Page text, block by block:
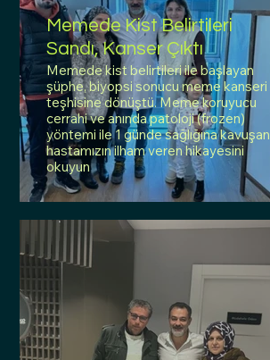
Memede Kist Belirtileri
Sandı, Kanser Çıktı
Memede kist belirtileri ile başlayan
şüphe, biyopsi sonucu meme kanseri
teşhisine dönüştü. Meme koruyucu
cerrahi ve anında patoloji (frozen)
yöntemi ile 1 günde sağlığına kavuşan
hastamızın ilham veren hikayesini
okuyun